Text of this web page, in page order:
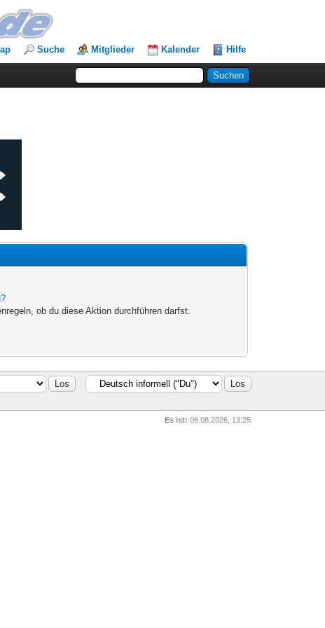
Suche Mitglieder Kalender Hilfe
ob du diese Aktion durchführen darfst.
Es ist: 06.08.2026, 13:25